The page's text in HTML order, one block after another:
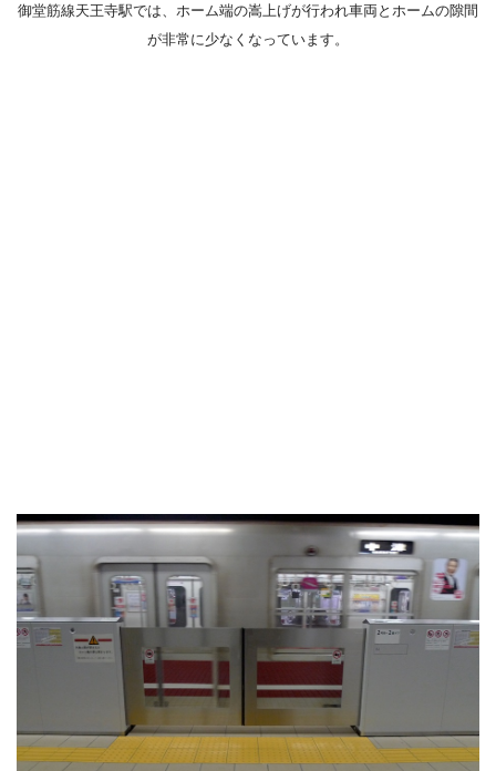
御堂筋線天王寺駅では、ホーム端の嵩上げが行われ車両とホームの隙間
が非常に少なくなっています。